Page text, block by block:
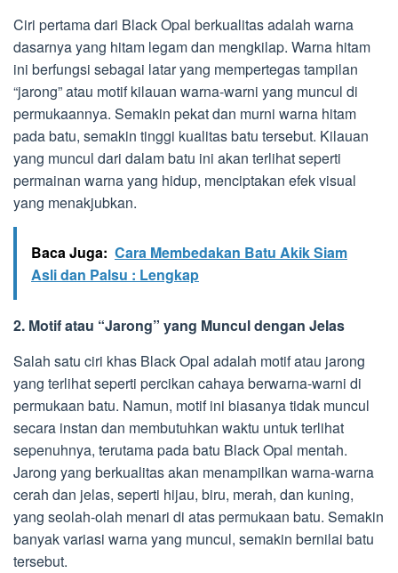
Ciri pertama dari Black Opal berkualitas adalah warna
dasarnya yang hitam legam dan mengkilap. Warna hitam
ini berfungsi sebagai latar yang mempertegas tampilan
“jarong” atau motif kilauan warna-warni yang muncul di
permukaannya. Semakin pekat dan murni warna hitam
pada batu, semakin tinggi kualitas batu tersebut. Kilauan
yang muncul dari dalam batu ini akan terlihat seperti
permainan warna yang hidup, menciptakan efek visual
yang menakjubkan.
Baca Juga: Cara Membedakan Batu Akik Siam
Asli dan Palsu : Lengkap
2. Motif atau “Jarong” yang Muncul dengan Jelas
Salah satu ciri khas Black Opal adalah motif atau jarong
yang terlihat seperti percikan cahaya berwarna-warni di
permukaan batu. Namun, motif ini biasanya tidak muncul
secara instan dan membutuhkan waktu untuk terlihat
sepenuhnya, terutama pada batu Black Opal mentah.
Jarong yang berkualitas akan menampilkan warna-warna
cerah dan jelas, seperti hijau, biru, merah, dan kuning,
yang seolah-olah menari di atas permukaan batu. Semakin
banyak variasi warna yang muncul, semakin bernilai batu
tersebut.